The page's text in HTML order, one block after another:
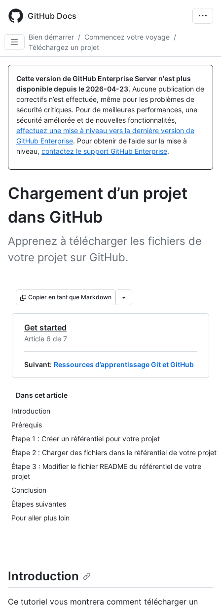
main
content
GitHub Docs
Bien démarrer / Commencez votre voyage /
Téléchargez un projet
Cette version de GitHub Enterprise Server n'est plus
disponible depuis le 2026-04-23. Aucune publication de
correctifs n’est effectuée, même pour les problèmes de
sécurité critiques. Pour de meilleures performances, une
sécurité améliorée et de nouvelles fonctionnalités,
effectuez une mise à niveau vers la dernière version de
GitHub Enterprise. Pour obtenir de l’aide sur la mise à
niveau, contactez le support GitHub Enterprise.
Chargement d’un projet
dans GitHub
Apprenez à télécharger les fichiers de
votre projet sur GitHub.
Copier en tant que Markdown
Get started
Article 6 de 7
Suivant: Ressources d’apprentissage Git et GitHub
Dans cet article
Introduction
Prérequis
Étape 1 : Créer un référentiel pour votre projet
Étape 2 : Charger des fichiers dans le référentiel de votre projet
Étape 3 : Modifier le fichier README du référentiel de votre
projet
Conclusion
Étapes suivantes
Pour aller plus loin
Introduction
Ce tutoriel vous montrera comment télécharger un